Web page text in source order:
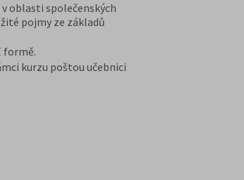
oblasti společenských
pojmy ze základů
formě.
kurzu poštou učebnici